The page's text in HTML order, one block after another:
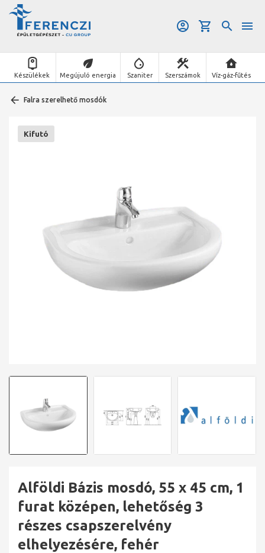
Készülékek Megújuló energia Szaniter Szerszámok Víz-gáz-fűtés
Falra szerelhető mosdók
Alföldi Bázis mosdó, 55 x 45 cm, 1
furat középen, lehetőség 3
részes csapszerelvény
elhelyezésére, fehér
Kifutó